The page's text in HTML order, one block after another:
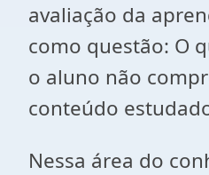
avaliação da
como questão: O
o aluno não
conteúdo
Nessa área do